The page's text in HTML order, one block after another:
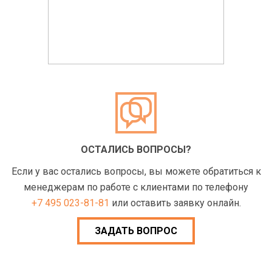
ОСТАЛИСЬ ВОПРОСЫ?
Если у вас остались вопросы, вы можете обратиться к
менеджерам по работе с клиентами по телефону
+7 495 023-81-81 или оставить заявку онлайн.
ЗАДАТЬ ВОПРОС